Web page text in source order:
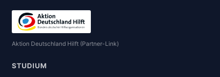
Aktion Deutschland Hilft (Partner-Link)
STUDIUM